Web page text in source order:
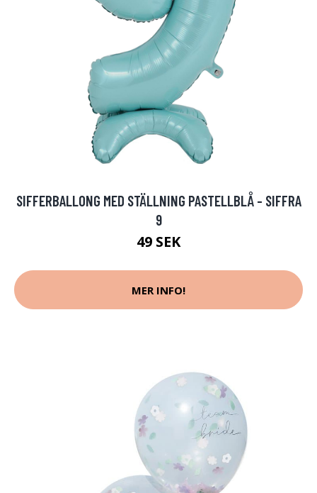
SIFFERBALLONG MED STÄLLNING PASTELLBLÅ - SIFFRA
9
49 SEK
MER INFO!